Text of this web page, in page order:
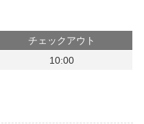
チェックアウト
10:00